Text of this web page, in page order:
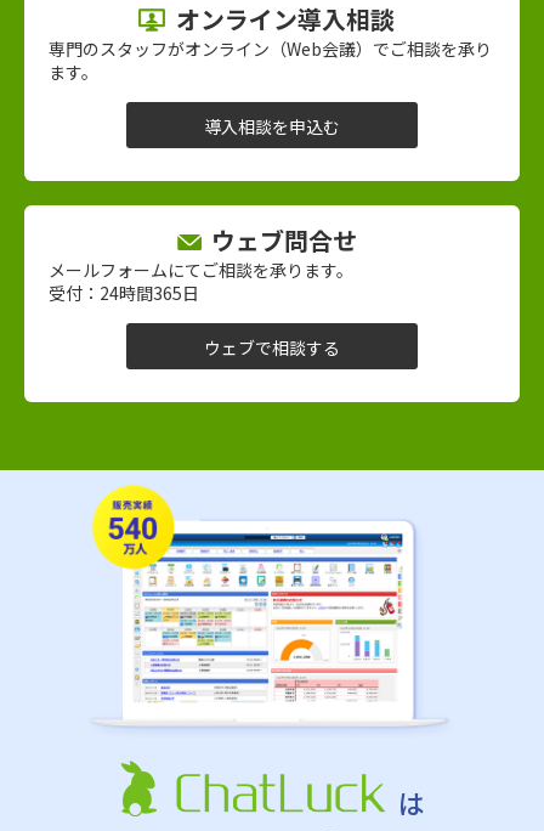
オンライン導入相談
専門のスタッフがオンライン（Web会議）でご相談を承り
ます。
導入相談を申込む
ウェブ問合せ
メールフォームにてご相談を承ります。
受付：24時間365日
ウェブで相談する
は